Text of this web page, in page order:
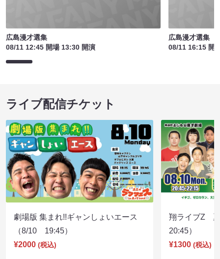
広島漫才選集
08/11 12:45 開場 13:30 開演
広島漫才選集
08/11 16:15 開
ライブ配信チケット
劇場版 集まれ!!ギャンしょいエース
（8/10 19:45）
¥2000 (税込)
翔ライブZ
20:45）
¥1300 (税込)